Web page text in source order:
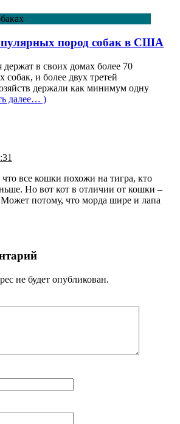
пород собак в США
в своих домах более 70
и более двух третей
держали как минимум одну
далее… )
все кошки похожи на тигра, кто
Но вот кот в отличии от кошки –
потому, что морда шире и лапа
не будет опубликован.